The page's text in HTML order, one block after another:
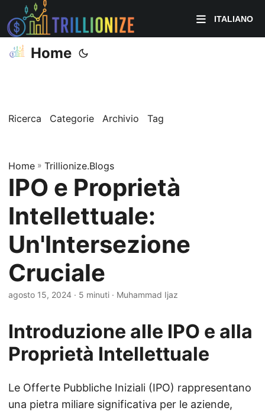
ITALIANO
Home
Ricerca Categorie Archivio Tag
Home » Trillionize.Blogs
IPO e Proprietà
Intellettuale:
Un'Intersezione
Cruciale
agosto 15, 2024 · 5 minuti · Muhammad Ijaz
Introduzione alle IPO e alla
Proprietà Intellettuale
Le Offerte Pubbliche Iniziali (IPO) rappresentano
una pietra miliare significativa per le aziende,